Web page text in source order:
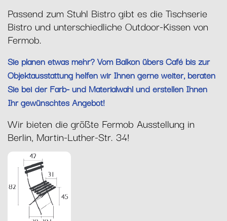
Passend zum Stuhl Bistro gibt es die Tischserie
Bistro und unterschiedliche Outdoor-Kissen von
Fermob.
Sie planen etwas mehr? Vom Balkon übers Café bis zur
Objektausstattung helfen wir Ihnen gerne weiter, beraten
Sie bei der Farb- und Materialwahl und erstellen Ihnen
Ihr gewünschtes Angebot!
Wir bieten die größte Fermob Ausstellung in
Berlin, Martin-Luther-Str. 34!